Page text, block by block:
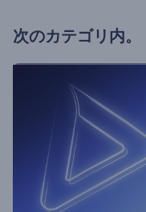
次のカテゴリ内。